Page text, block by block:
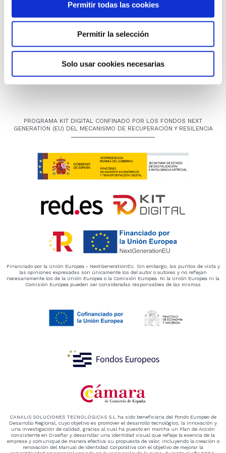
Permitir todas las cookies
Permitir la selección
Solo usar cookies necesarias
transversal (ODT) en la carretera OU-540
en Lobios (Ourense)
13 Jul 2022
PROGRAMA KIT DIGITAL CONFINADO POR LOS FONDOS NEXT
GENERATION (EU) DEL MECANISMO DE RECUPERACIÓN Y RESILENCIA
Financiado por la Unión Europea - NextGenerationEU. Sin embargo, los puntos de vista y
las opiniones expresadas son únicamente los del autor o autores y no reflejan
necesariamente los de la Unión Europea o la Comisión Europea. Ni la Unión Europea ni la
Comisión Europea pueden ser consideradas responsables de las mismas
CANALIS SOLUCIONES TECNOLÓGICAS S.L ha sido beneficiaria del Fondo Europeo de
Desarrollo Regional, cuyo objetivo es promover el desarrollo tecnológico, la innovación y
una investigación de calidad, gracias al cual ha puesto en marcha un Plan de Acción
consistente en Diseñar y desarrollar una identidad visual que refleje la esencia de la
empresa y comunique de manera efectiva su propuesta de valor, incluyendo la creación o
renovación del Manual de Identidad Corporativa con el objetivo de mejorar la